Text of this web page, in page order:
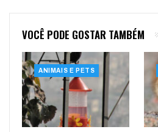
VOCÊ PODE GOSTAR TAMBÉM
ANIMAIS E PETS